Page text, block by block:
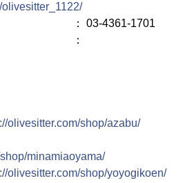
03-4361-1701
レス ：
olivesitter.com/shop/azabu/
minamiaoyama/
olivesitter.com/shop/yoyogikoen/